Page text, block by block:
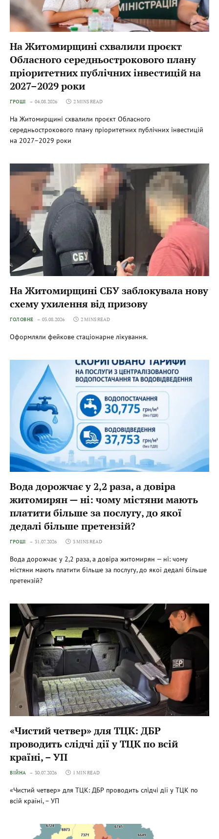
На Житомирщині схвалили проєкт
Обласного середньострокового плану
пріоритетних публічних інвестицій на
2027–2029 роки
ГРОШІ 04.08.2026 2 MINS READ
На Житомирщині схвалили проєкт Обласного
середньострокового плану пріоритетних публічних інвестицій
на 2027–2029 роки
На Житомирщині СБУ заблокувала нову
схему ухилення від призову
ГОЛОВНЕ 03.08.2026 2 MINS READ
Оформляли фейкове стаціонарне лікування.
Вода дорожчає у 2,2 раза, а довіра
житомирян — ні: чому містяни мають
платити більше за послугу, до якої
дедалі більше претензій?
ГРОШІ 31.07.2026 3 MINS READ
Вода дорожчає у 2,2 раза, а довіра житомирян — ні: чому
містяни мають платити більше за послугу, до якої дедалі більше
претензій?
«Чистий четвер» для ТЦК: ДБР
проводить слідчі дії у ТЦК по всій
країні, – УП
ВІЙНА 30.07.2026 1 MIN READ
«Чистий четвер» для ТЦК: ДБР проводить слідчі дії у ТЦК по
всій країні, – УП